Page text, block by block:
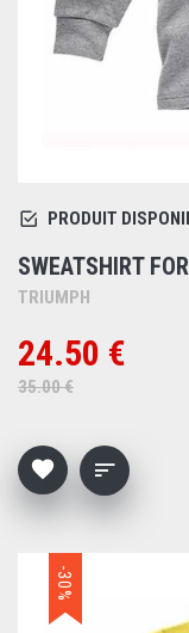
PRODUIT
SWEATSHIRT
TRIUMPH
24.50 €
35.00 €
-30%